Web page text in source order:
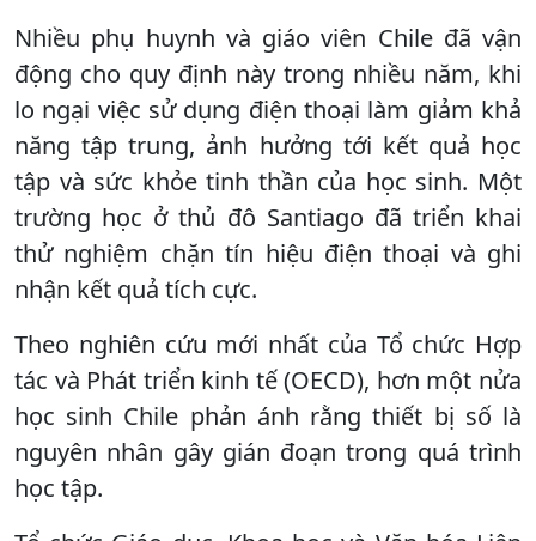
Nhiều phụ huynh và giáo viên Chile đã vận
động cho quy định này trong nhiều năm, khi
lo ngại việc sử dụng điện thoại làm giảm khả
năng tập trung, ảnh hưởng tới kết quả học
tập và sức khỏe tinh thần của học sinh. Một
trường học ở thủ đô Santiago đã triển khai
thử nghiệm chặn tín hiệu điện thoại và ghi
nhận kết quả tích cực.
Theo nghiên cứu mới nhất của Tổ chức Hợp
tác và Phát triển kinh tế (OECD), hơn một nửa
học sinh Chile phản ánh rằng thiết bị số là
nguyên nhân gây gián đoạn trong quá trình
học tập.